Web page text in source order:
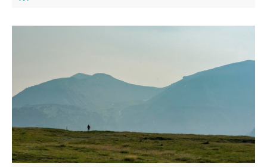
scoprire i favolosi sentieri dell'Haut Verdon nel cuore delle
Alpi del Sud e del Mercantour!